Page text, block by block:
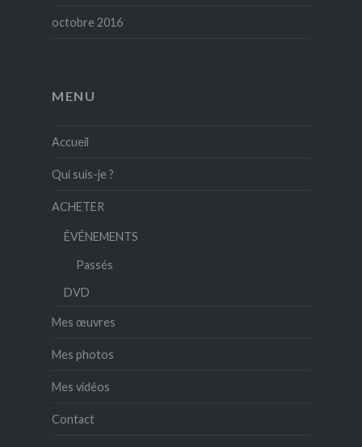
octobre 2016
MENU
Accueil
Qui suis-je ?
ACHETER
ÉVÉNEMENTS
Passés
DVD
Mes œuvres
Mes photos
Mes vidéos
Contact